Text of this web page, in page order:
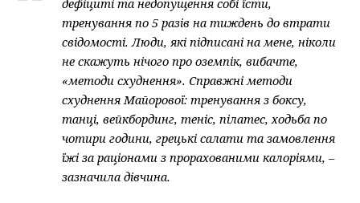
дефіциті та недопущення собі їсти,
тренування по 5 разів на тиждень до втрати
свідомості. Люди, які підписані на мене, ніколи
не скажуть нічого про оземпік, вибачте,
«методи схуднення». Справжні методи
схуднення Майорової: тренування з боксу,
танці, вейкбординг, теніс, пілатес, ходьба по
чотири години, грецькі салати та замовлення
їжі за раціонами з прорахованими калоріями, –
зазначила дівчина.